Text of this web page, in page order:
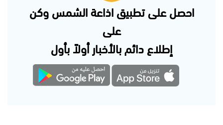
احصل على تطبيق اذاعة الشمس وكن
على
إطلاع دائم بالأخبار أولاً بأول